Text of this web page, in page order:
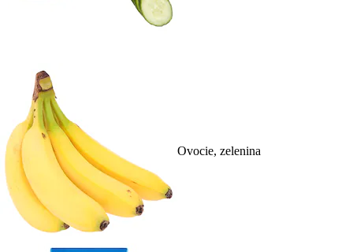
Ovocie, zelenina